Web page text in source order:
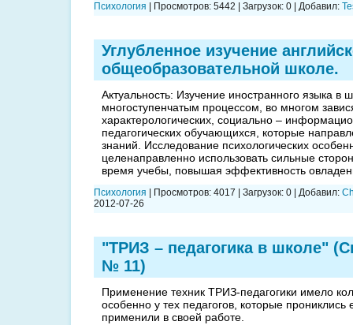
Психология Просмотров: 5442 Загрузок: 0 Добавил:
Углубленное изучение
общеобразовательной школе.
Актуальность: Изучение иностранного языка в
многоступенчатым процессом, во многом
характерологических, социально –
педагогических обучающихся, которые
знаний. Исследование психологических
целенаправленно использовать сильные
время учебы, повышая эффективность
Психология Просмотров: 4017 Загрузок: 0 Добавил:
2012-07-26
"ТРИЗ – педагогика в школе"
№ 11)
Применение техник ТРИЗ-педагогики имело
особенно у тех педагогов, которые
применили в своей работе.